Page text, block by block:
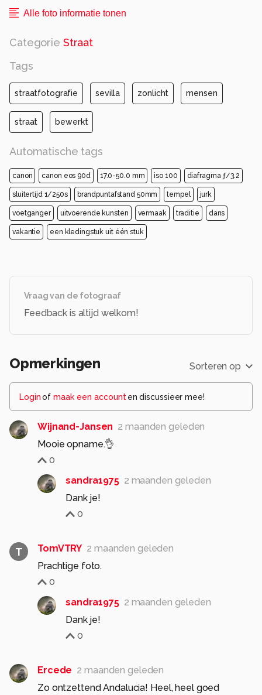
Alle foto informatie tonen
Categorie Straat
Tags
straatfotografie sevilla zonlicht mensen
straat bewerkt
Automatische tags
canon canon eos 90d 17.0-50.0 mm iso 100 diafragma ƒ/3.2
sluitertijd 1/250s brandpuntafstand 50mm tempel jurk
voetganger uitvoerende kunsten vermaak traditie dans
vakantie een kledingstuk uit één stuk
Vraag van de fotograaf
Feedback is altijd welkom!
Opmerkingen Sorteren op
Loginof maak een account en discussieer mee!
Wijnand-Jansen 2 maanden geleden
Mooie opname.👌
0
sandra1975 2 maanden geleden
Dank je!
0
T TomVTRY 2 maanden geleden
Prachtige foto.
0
sandra1975 2 maanden geleden
Dank je!
0
Ercede 2 maanden geleden
Zo ontzettend Andalucia! Heel, heel goed